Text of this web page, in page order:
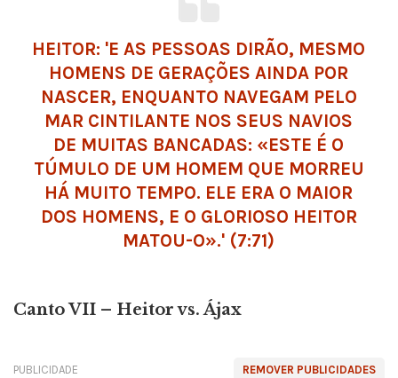
HEITOR: 'E AS PESSOAS DIRÃO, MESMO
HOMENS DE GERAÇÕES AINDA POR
NASCER, ENQUANTO NAVEGAM PELO
MAR CINTILANTE NOS SEUS NAVIOS
DE MUITAS BANCADAS: «ESTE É O
TÚMULO DE UM HOMEM QUE MORREU
HÁ MUITO TEMPO. ELE ERA O MAIOR
DOS HOMENS, E O GLORIOSO HEITOR
MATOU-O».' (7:71)
CantoVII – Heitor vs. Ájax
REMOVER PUBLICIDADES
PUBLICIDADE